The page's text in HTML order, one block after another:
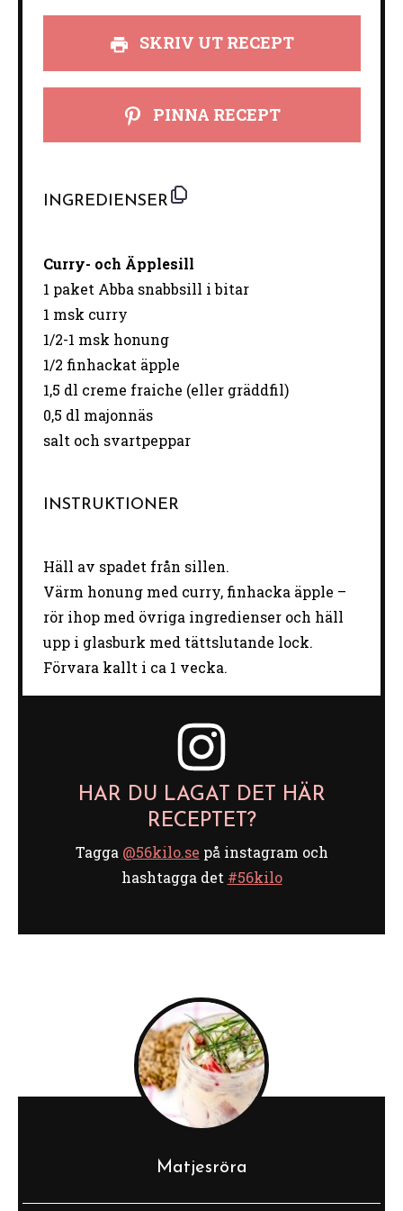
SKRIV UT RECEPT
PINNA RECEPT
INGREDIENSER
Curry- och Äpplesill
1 paket Abba snabbsill i bitar
1 msk curry
1/2-1 msk honung
1/2 finhackat äpple
1,5 dl creme fraiche (eller gräddfil)
0,5 dl majonnäs
salt och svartpeppar
INSTRUKTIONER
Häll av spadet från sillen.
Värm honung med curry, finhacka äpple –
rör ihop med övriga ingredienser och häll
upp i glasburk med tättslutande lock.
Förvara kallt i ca 1 vecka.
HAR DU LAGAT DET HÄR
RECEPTET?
Tagga @56kilo.se på instagram och
hashtagga det #56kilo
Matjesröra